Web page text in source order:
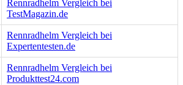
Rennradhelm Vergleich bei
TestMagazin.de
Rennradhelm Vergleich bei
Expertentesten.de
Rennradhelm Vergleich bei
Produkttest24.com